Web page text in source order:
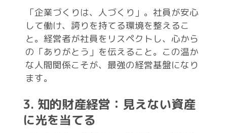
「企業づくりは、人づくり」。社員が安心
して働け、誇りを持てる環境を整えるこ
と。経営者が社員をリスペクトし、心から
の「ありがとう」を伝えること。この温か
な人間関係こそが、最強の経営基盤になり
ます。
3. 知的財産経営：見えない資産
に光を当てる